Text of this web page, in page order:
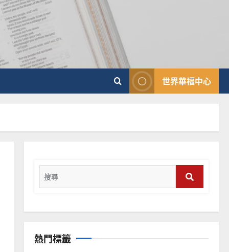
世界華福中心
Search
for:
熱門標籤
普世宣教
宣教的整全使命｜王永信
2025-02-18
普世宣教
差傳過來人的佳美見證｜歐